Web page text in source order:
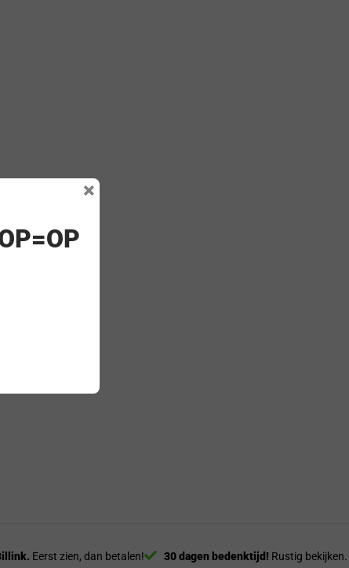
Eerst zien, dan betalen! 30 dagen bedenktijd! Rustig bekijken.
×